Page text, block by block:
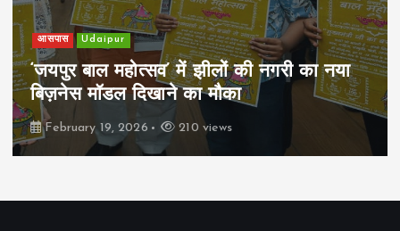
आसपास Udaipur
‘जयपुर बाल महोत्सव’ में झीलों की नगरी का नया
बिज़नेस मॉडल दिखाने का मौका
February 19, 2026 210 views